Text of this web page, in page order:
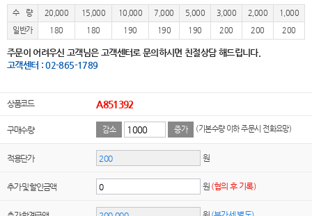
수 량 20,000 15,000 10,000 7,000 5,000 3,000 2,000
1,000
일반가
180 180 190 190 190 200 200 200
주문이 어려우신 고객님은 고객센터로 문의하시면 친절상담 해드립니다.
고객센터 : 02-865-1789
상품코드 A851392
구매수량 감소 증가 (기본수량 이하 주문시 전화요망)
적용단가 원
추가 및 할인금액 원 (협의 후 기록)